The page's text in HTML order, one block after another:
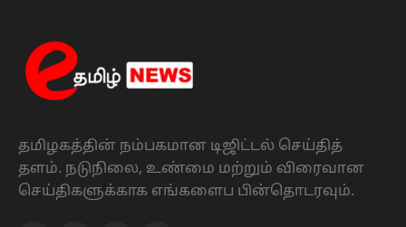
தமிழகத்தின் நம்பகமான டிஜிட்டல் செய்தித்
தளம். நடுநிலை, உண்மை மற்றும் விரைவான
செய்திகளுக்காக எங்களைப பின்தொடரவும்.